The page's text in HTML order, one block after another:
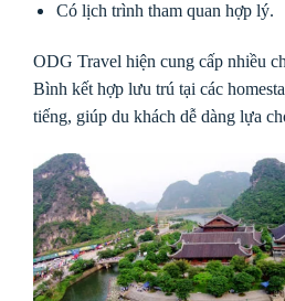
Có lịch trình tham quan hợp lý.
ODG Travel hiện cung cấp nhiều
Bình kết hợp lưu trú tại các
tiếng, giúp du khách dễ dàng lựa